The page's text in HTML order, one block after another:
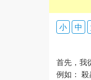
小 中
首先，我
例如：